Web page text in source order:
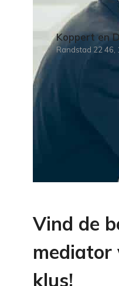
Koppert en
Randstad 22 46,
Vind de
mediator
klus!